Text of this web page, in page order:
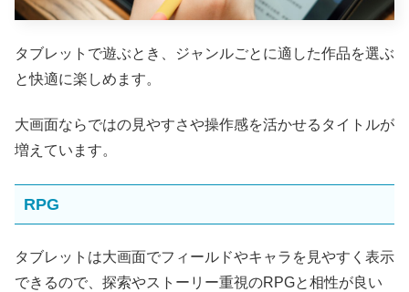
タブレットで遊ぶとき、ジャンルごとに適した作品を選ぶ
と快適に楽しめます。
大画面ならではの見やすさや操作感を活かせるタイトルが
増えています。
RPG
タブレットは大画面でフィールドやキャラを見やすく表示
できるので、探索やストーリー重視のRPGと相性が良い